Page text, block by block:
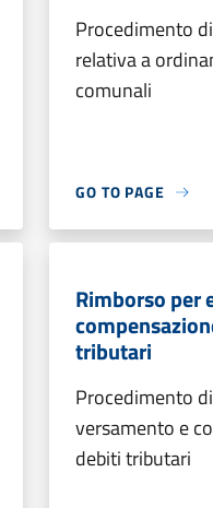
Procedimento
relativa a
comunali
GO TO PAGE
Rimborso per
tributari
Procedimento
versamento e
debiti tributari